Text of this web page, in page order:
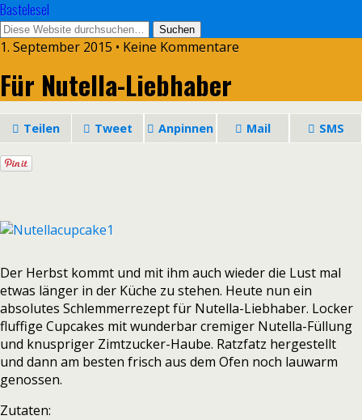
Bastelesel
1. September 2015 • Keine Kommentare
Für Nutella-Liebhaber
Teilen Tweet Anpinnen Mail SMS
Der Herbst kommt und mit ihm auch wieder die Lust mal
etwas länger in der Küche zu stehen. Heute nun ein
absolutes Schlemmerrezept für Nutella-Liebhaber. Locker
fluffige Cupcakes mit wunderbar cremiger Nutella-Füllung
und knuspriger Zimtzucker-Haube. Ratzfatz hergestellt
und dann am besten frisch aus dem Ofen noch lauwarm
genossen.
Zutaten: